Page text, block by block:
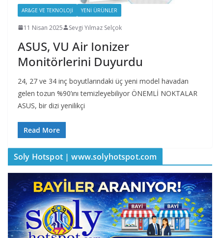
AR&GE VE TEKNOLOJI YENI ÜRÜNLER
11 Nisan 2025 Sevgi Yılmaz Selçok
ASUS, VU Air Ionizer
Monitörlerini Duyurdu
24, 27 ve 34 inç boyutlarındaki üç yeni model havadan
gelen tozun %90’ını temizleyebiliyor ÖNEMLİ NOKTALAR
ASUS, bir dizi yenilikçi
Read More
Soly Hotspot | www.solyhotspot.com